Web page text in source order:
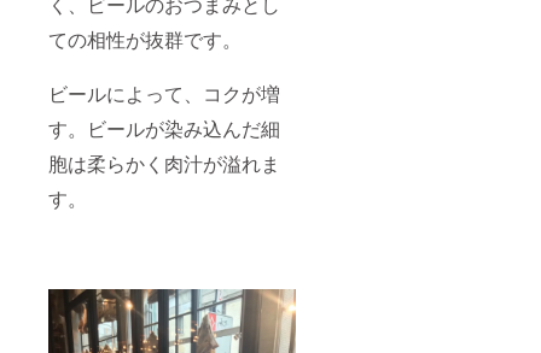
ての相性が抜群です。
ビールによって、コクが増
す。ビールが染み込んだ細
胞は柔らかく肉汁が溢れま
す。